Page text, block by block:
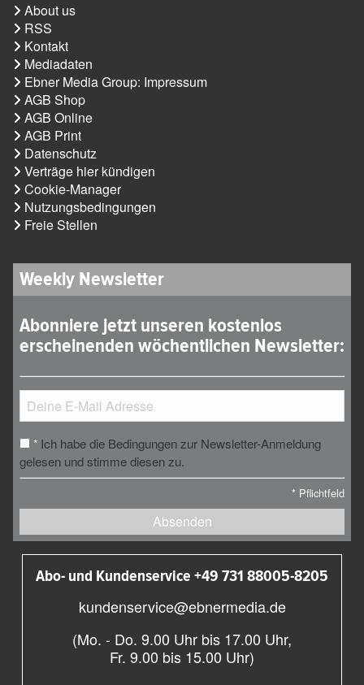
About us
RSS
Kontakt
Mediadaten
Ebner Media Group: Impressum
AGB Shop
AGB Online
AGB Print
Datenschutz
Verträge hier kündigen
Cookie-Manager
Nutzungsbedingungen
Freie Stellen
Weekly Newsletter
Abonniere jetzt unseren kostenlos
erscheinenden wöchentlichen Newsletter:
* Ich habe die Bedingungen zur Newsletter-Anmeldung
gelesen und stimme diesen zu.
* Pflichtfeld
Absenden
Abo- und Kundenservice +49 731 88005-8205
kundenservice@ebnermedia.de
(Mo. - Do. 9.00 Uhr bis 17.00 Uhr,
Fr. 9.00 bis 15.00 Uhr)